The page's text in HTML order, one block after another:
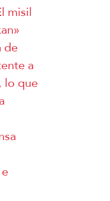
misil
de
a
lo que